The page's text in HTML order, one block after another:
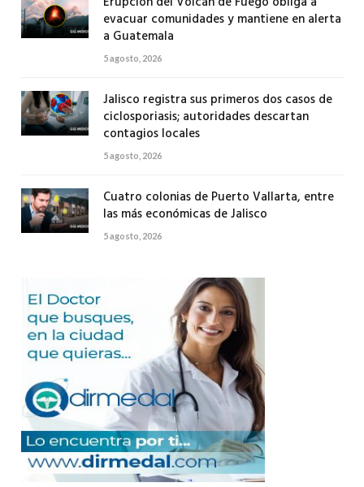
evacuar comunidades y mantiene en alerta
a Guatemala
5 agosto, 2026
Jalisco registra sus primeros dos casos de
ciclosporiasis; autoridades descartan
contagios locales
5 agosto, 2026
Cuatro colonias de Puerto Vallarta, entre
las más económicas de Jalisco
5 agosto, 2026